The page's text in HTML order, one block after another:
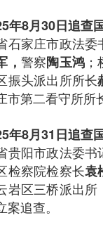
年8月30日追查
石家庄市政法委
， 警察陶玉鸿
振头派出所所长
市第二看守所所
年8月31日追查
贵阳市政法委书
检察院检察长袁
岩区三桥派出
际